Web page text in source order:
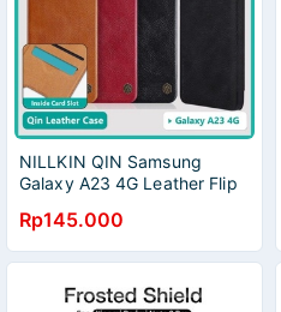
NILLKIN QIN Samsung
Galaxy A23 4G Leather Flip
Rp145.000